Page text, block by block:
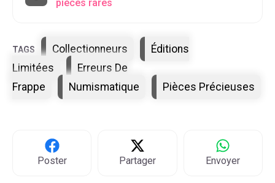
pièces rares
Étiquettes
Collectionneurs
Éditions
Limitées
Erreurs De
Frappe
Numismatique Pièces Précieuses
Poster Partager Envoyer